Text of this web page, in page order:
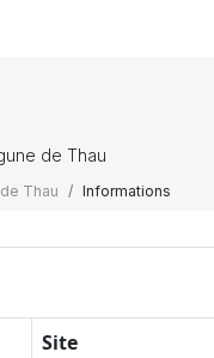
de Thau
Thau Informations
Site